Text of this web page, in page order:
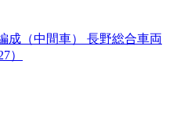
成（中間車） 長野総合車両
）